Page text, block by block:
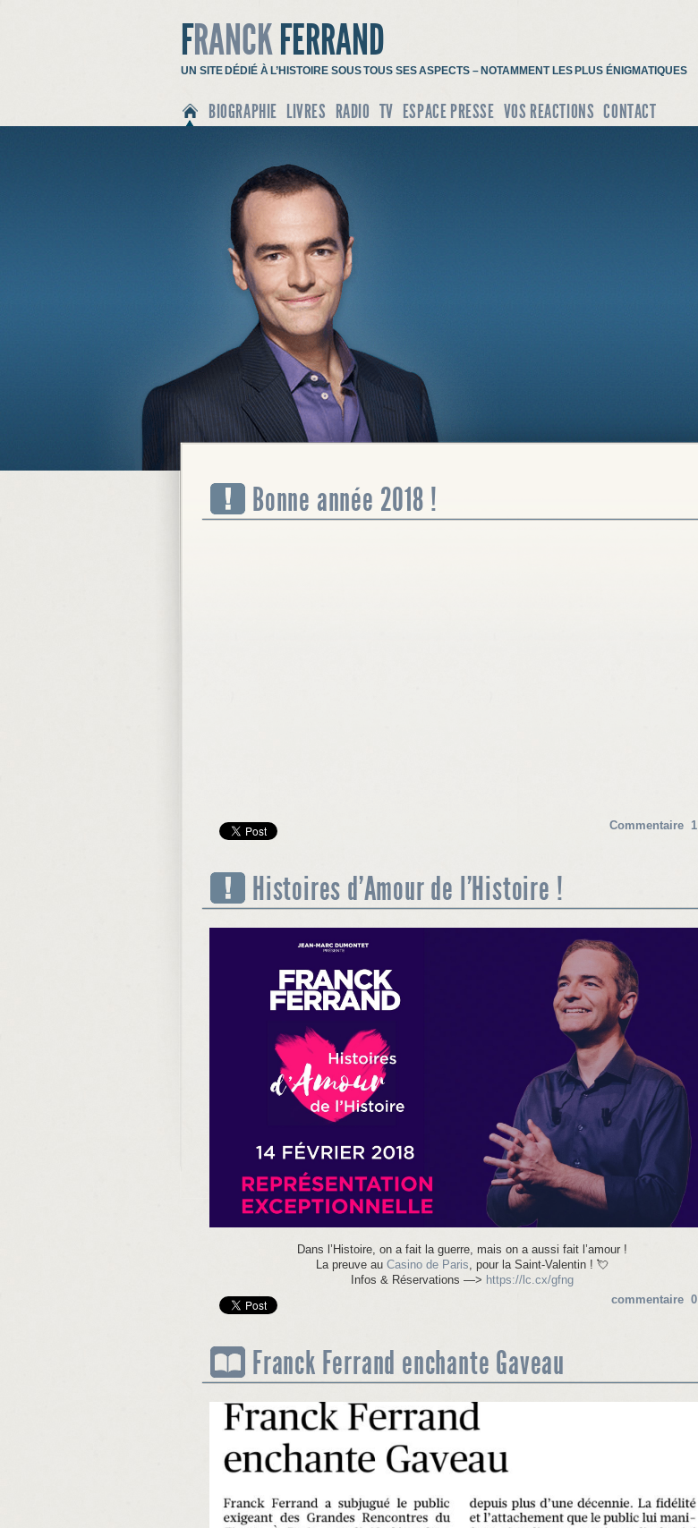
FRANCKFERRAND
UN SITE DÉDIÉ À L’HISTOIRE SOUS TOUS SES ASPECTS – NOTAMMENT LES PLUS ÉNIGMATIQUES
BIOGRAPHIE LIVRES RADIO TV ESPACE PRESSE VOS REACTIONS CONTACT
Bonne année 2018 !
Commentaire 1
Histoires d’Amour de l’Histoire !
Dans l’Histoire, on a fait la guerre, mais on a aussi fait l’amour !
La preuve au Casino de Paris, pour la Saint-Valentin ! 💘
Infos & Réservations —> https://lc.cx/gfng
commentaire 0
Franck Ferrand enchante Gaveau